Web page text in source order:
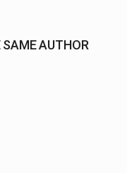
SAME AUTHOR